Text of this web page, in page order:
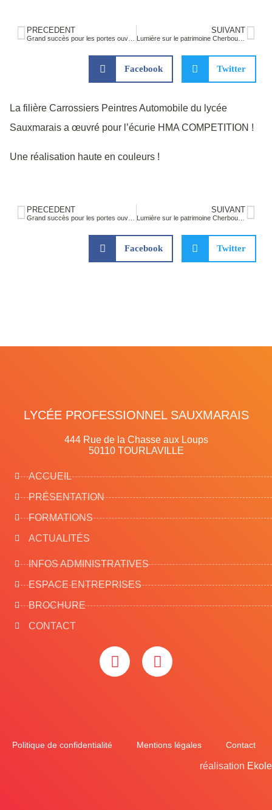
PRÉCÉDENT SUIVANT
Lumière sur le patrimoine Cherbourgeois
Facebook Twitter
La filière Carrossiers Peintres Automobile du lycée
Sauxmarais a œuvré pour l’écurie HMA COMPETITION !
Une réalisation haute en couleurs !
PRÉCÉDENT SUIVANT
Lumière sur le patrimoine Cherbourgeois
Facebook Twitter
LYCÉE PROFESSIONNEL SAUXMARAIS
444 Rue de la Chasse aux Loups
50110 TOURLAVILLE
ACCUEIL
PRÉSENTATION
FORMATIONS
ACTUALITÉS
INFOS ADMINISTRATIVES
ESPACE ENTREPRISES
BROCHURE
CONTACT
Politique de confidentialité Mentions légales Contact
réalisation Ekole